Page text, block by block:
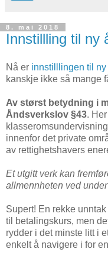
8. mai 2018
Innstillling til ny
Nå er innstilllingen til
kanskje ikke så mange
Av størst betydning i
Åndsverkslov §43.
innenfor det private
av rettighetshavers
Et utgitt verk kan
allmennheten ved
Supert! En rekke
til betalingskurs, men
rydder i det minste litt i
enkelt å navigere i for